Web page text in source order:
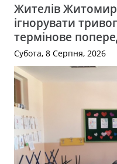
Жителів
ігнорувати
термінове
Субота, 8 Серпня, 2026